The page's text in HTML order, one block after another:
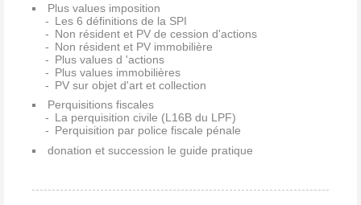
Plus values imposition
Les 6 définitions de la SPI
Non résident et PV de cession d'actions
Non résident et PV immobilière
Plus values d 'actions
Plus values immobilières
PV sur objet d'art et collection
Perquisitions fiscales
La perquisition civile (L16B du LPF)
Perquisition par police fiscale pénale
donation et succession le guide pratique